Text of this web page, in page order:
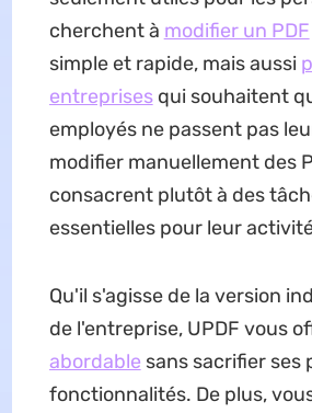
cherchent à modifier un PDF
simple et rapide, mais aussi
entreprisesqui souhaitent
employés ne passent pas
modifier manuellement des
consacrent plutôt à des
essentielles pour leur
Qu'il s'agisse de la version
de l'entreprise, UPDF vous
abordable sans sacrifier ses
fonctionnalités. De plus,